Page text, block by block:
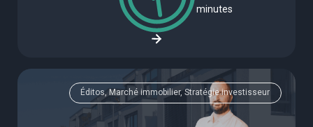
minutes
Éditos, Marché immobilier, Stratégie investisseur